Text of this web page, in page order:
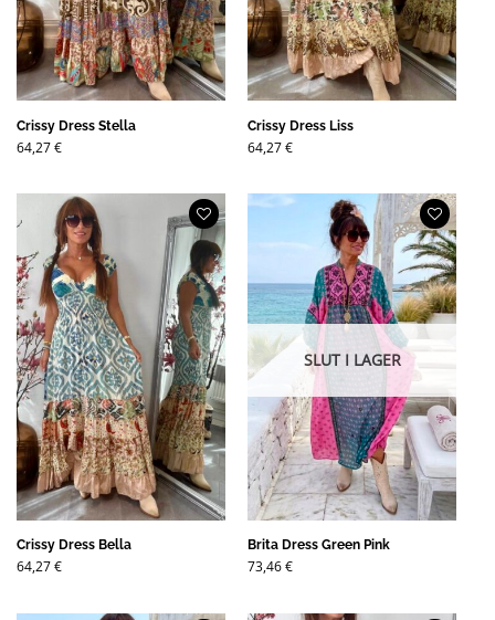
Crissy Dress Stella
64,27€
Crissy Dress Liss
64,27€
Crissy Dress Bella
64,27€
SLUT I LAGER
Brita Dress Green Pink
73,46€